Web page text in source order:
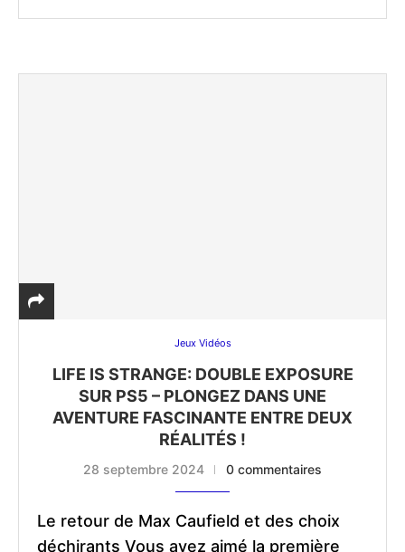
Jeux Vidéos
LIFE IS STRANGE: DOUBLE EXPOSURE
SUR PS5 – PLONGEZ DANS UNE
AVENTURE FASCINANTE ENTRE DEUX
RÉALITÉS !
28 septembre 2024 0 commentaires
Le retour de Max Caufield et des choix
déchirants Vous avez aimé la première